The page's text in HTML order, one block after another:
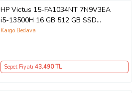
HP Victus 15-FA1034NT 7N9V3EA
i5-13500H 16 GB 512 GB SSD
RTX4050 15.6" Full HD Gaming
Kargo Bedava
Sepet Fiyatı 43.490TL